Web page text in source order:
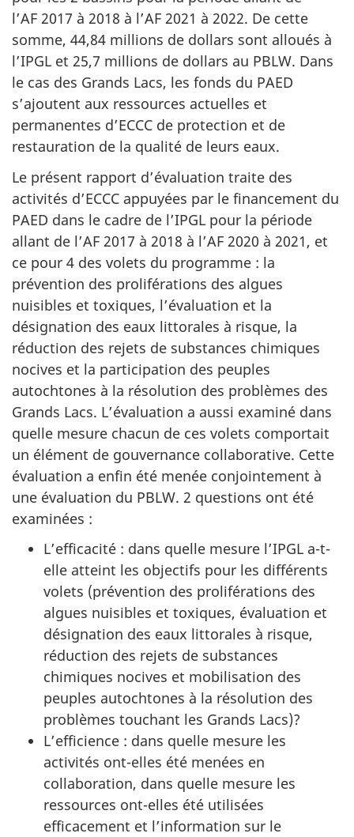
l’AF 2017 à 2018 à l’AF 2021 à 2022. De cette
somme, 44,84 millions de dollars sont alloués à
l’IPGL et 25,7 millions de dollars au PBLW. Dans
le cas des Grands Lacs, les fonds du PAED
s’ajoutent aux ressources actuelles et
permanentes d’ECCC de protection et de
restauration de la qualité de leurs eaux.
Le présent rapport d’évaluation traite des
activités d’ECCC appuyées par le financement du
PAED dans le cadre de l’IPGL pour la période
allant de l’AF 2017 à 2018 à l’AF 2020 à 2021, et
ce pour 4 des volets du programme : la
prévention des proliférations des algues
nuisibles et toxiques, l’évaluation et la
désignation des eaux littorales à risque, la
réduction des rejets de substances chimiques
nocives et la participation des peuples
autochtones à la résolution des problèmes des
Grands Lacs. L’évaluation a aussi examiné dans
quelle mesure chacun de ces volets comportait
un élément de gouvernance collaborative. Cette
évaluation a enfin été menée conjointement à
une évaluation du PBLW. 2 questions ont été
examinées :
L’efficacité : dans quelle mesure l’IPGL a-t-
elle atteint les objectifs pour les différents
volets (prévention des proliférations des
algues nuisibles et toxiques, évaluation et
désignation des eaux littorales à risque,
réduction des rejets de substances
chimiques nocives et mobilisation des
peuples autochtones à la résolution des
problèmes touchant les Grands Lacs)?
L’efficience : dans quelle mesure les
activités ont-elles été menées en
collaboration, dans quelle mesure les
ressources ont-elles été utilisées
efficacement et l’information sur le